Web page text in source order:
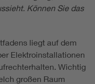
Können Sie das
liegt auf dem
Elektroinstallationen
Wichtig
großen Raum